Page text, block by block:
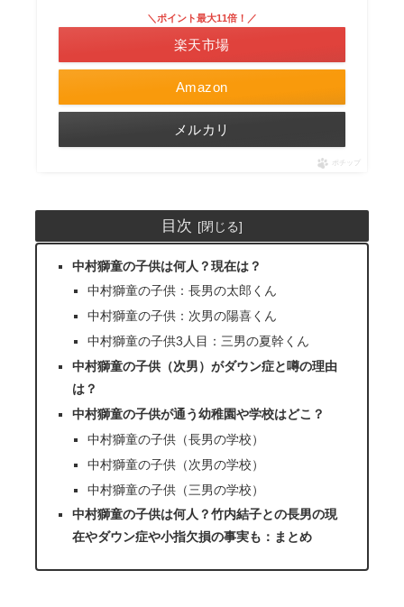
Amazon
＼ポイント最大11倍！／
楽天市場
メルカリ
ポチップ
目次
中村獅童の子供は何人？現在は？
中村獅童の子供：長男の太郎くん
中村獅童の子供：次男の陽喜くん
中村獅童の子供3人目：三男の夏幹くん
中村獅童の子供（次男）がダウン症と噂の理由
は？
中村獅童の子供が通う幼稚園や学校はどこ？
中村獅童の子供（長男の学校）
中村獅童の子供（次男の学校）
中村獅童の子供（三男の学校）
中村獅童の子供は何人？竹内結子との長男の現
在やダウン症や小指欠損の事実も：まとめ